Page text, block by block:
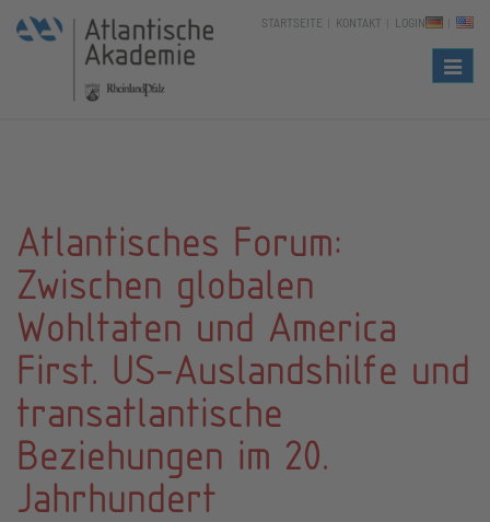
STARTSEITE KONTAKT LOGIN
Atlantisches Forum:
Zwischen globalen
Wohltaten und America
First. US-Auslandshilfe und
transatlantische
Beziehungen im 20.
Jahrhundert